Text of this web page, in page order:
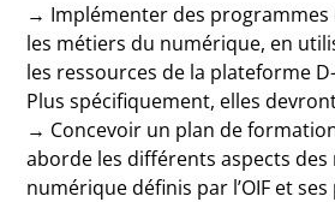
→ Implémenter des
les métiers du numérique, en
les ressources de la plateforme D-
Plus spécifiquement, elles
→ Concevoir un plan de
aborde les différents aspects des
numérique définis par l’OIF et